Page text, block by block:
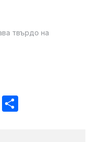
твърдо на
Email